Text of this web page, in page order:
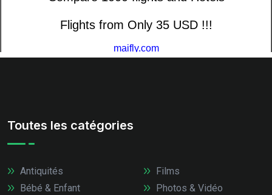
Toutes les catégories
Antiquités
Bébé & Enfant
Films
Photos & Vidéo